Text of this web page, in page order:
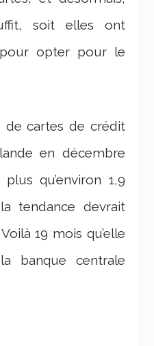
soit elles ont
opter pour le
de cartes de crédit
en décembre
qu’environ 1,9
tendance devrait
19 mois qu’elle
banque centrale